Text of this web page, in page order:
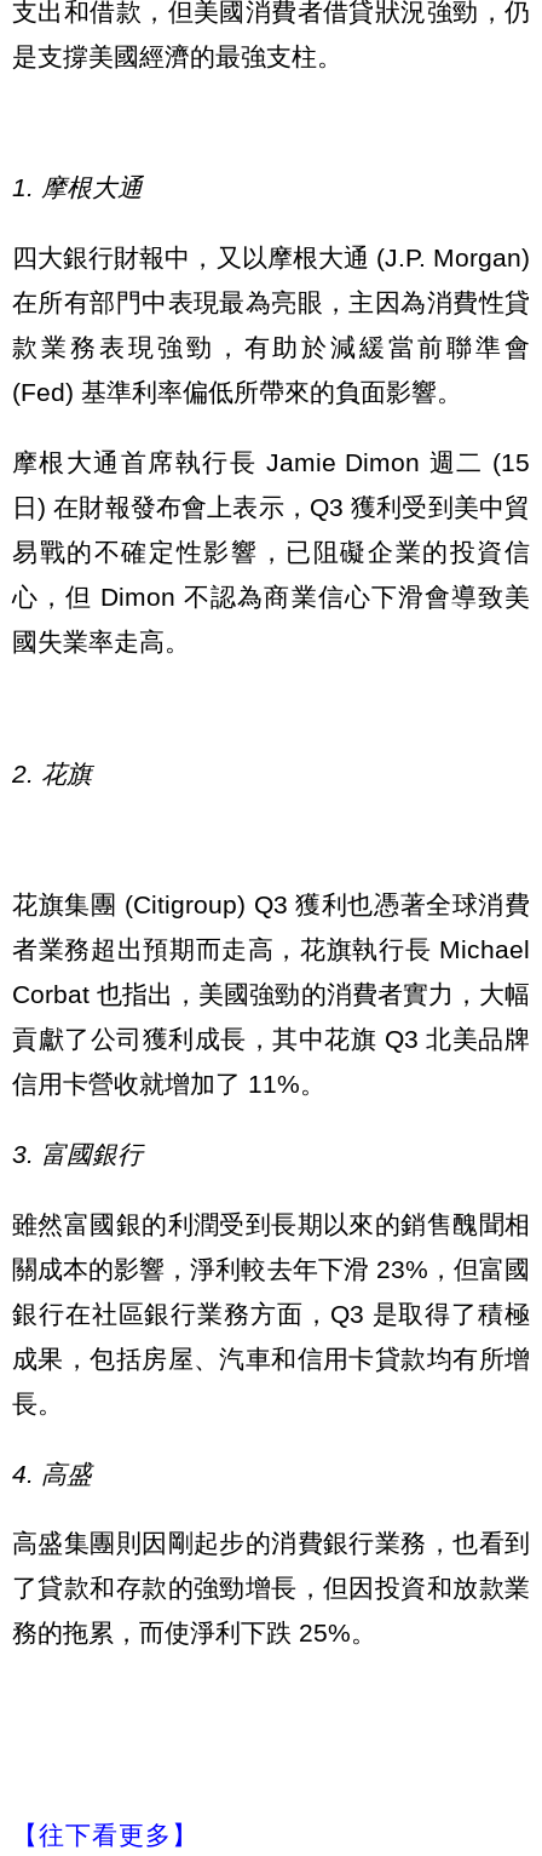
支出和借款，但美國消費者借貸狀況強勁，仍
是支撐美國經濟的最強支柱。
1. 摩根大通
四大銀行財報中，又以摩根大通 (J.P. Morgan)
在所有部門中表現最為亮眼，主因為消費性貸
款業務表現強勁，有助於減緩當前聯準會
(Fed) 基準利率偏低所帶來的負面影響。
摩根大通首席執行長 Jamie Dimon 週二 (15
日) 在財報發布會上表示，Q3 獲利受到美中貿
易戰的不確定性影響，已阻礙企業的投資信
心，但 Dimon 不認為商業信心下滑會導致美
國失業率走高。
2. 花旗
花旗集團 (Citigroup) Q3 獲利也憑著全球消費
者業務超出預期而走高，花旗執行長 Michael
Corbat 也指出，美國強勁的消費者實力，大幅
貢獻了公司獲利成長，其中花旗 Q3 北美品牌
信用卡營收就增加了 11%。
3. 富國銀行
雖然富國銀的利潤受到長期以來的銷售醜聞相
關成本的影響，淨利較去年下滑 23%，但富國
銀行在社區銀行業務方面，Q3 是取得了積極
成果，包括房屋、汽車和信用卡貸款均有所增
長。
4. 高盛
高盛集團則因剛起步的消費銀行業務，也看到
了貸款和存款的強勁增長，但因投資和放款業
務的拖累，而使淨利下跌 25%。
【往下看更多】